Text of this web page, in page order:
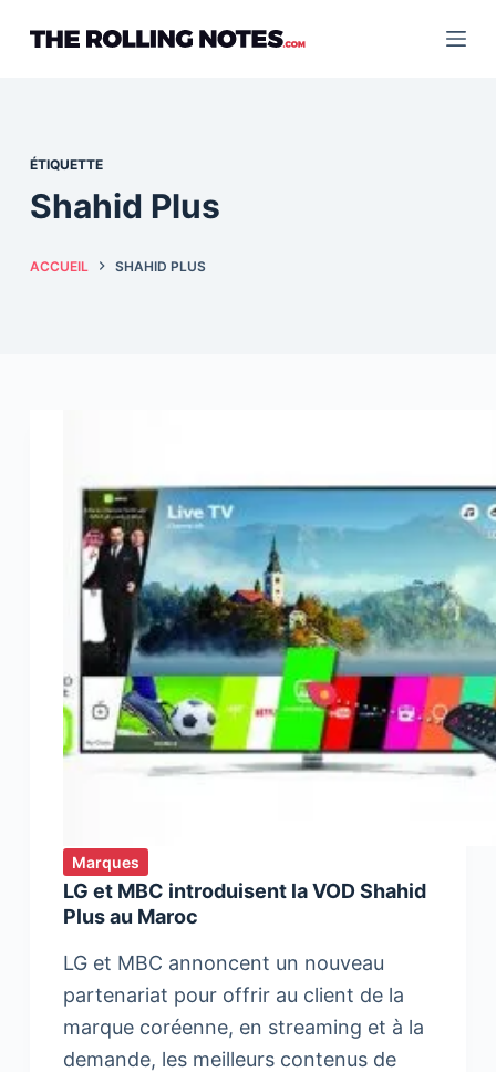
ÉTIQUETTE
Shahid Plus
ACCUEIL SHAHID PLUS
Marques
LG et MBC introduisent la VOD Shahid
Plus au Maroc
LG et MBC annoncent un nouveau
partenariat pour offrir au client de la
marque coréenne, en streaming et à la
demande, les meilleurs contenus de